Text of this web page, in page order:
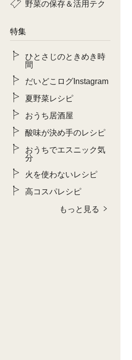
野菜の保存＆活用テク
特集
ひとさじのときめき時
間
だいどこログInstagram
夏野菜レシピ
おうち居酒屋
酸味が決め手のレシピ
おうちでエスニック気
分
火を使わないレシピ
高コスパレシピ
もっと見る